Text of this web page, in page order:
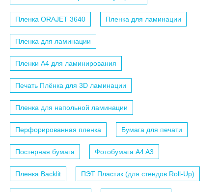
Пленка ORAJET 3640 Пленка для ламинации
Пленка для ламинации
Пленки A4 для ламинирования
Печать Плёнка для 3D ламинации
Пленка для напольной ламинации
Перфорированная пленка Бумага для печати
Постерная бумага Фотобумага A4 A3
Пленка Backlit ПЭТ Пластик (для стендов Roll-Up)